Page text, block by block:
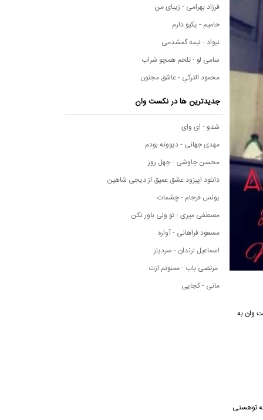
نکست وان به
توهستی
فرزاد بهرامی - زیبای من
حامیم - یکیو دارم
نیواد - نیمه گمشدمی
سامی لو - تلخم همچو شراب
محمود التركي - عاشق مجنون
جدیدترین ها در نکست وان
شدو - ای وای
مهدی جهانی - دیوونه بودم
محسن چاوشی - چهل روز
دانلود اپیزود عشق عمیق از دیجی شاهین
یونس فرجام - چشمات
مصطفی میری - تو ولی باور نکن
مسعود فراهانی - آواره
اسماعیل ارندان - سردیار
مرتضی باب - ممنونم ازت
مانی - کجایی